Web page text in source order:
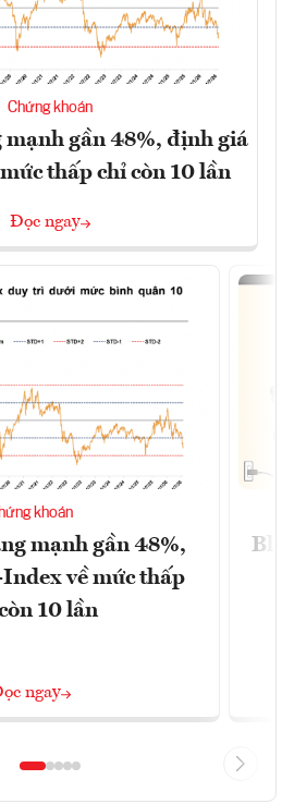
Chứng khoán
gần 48%, định giá
thấp chỉ còn 10 lần
Đọc ngay
khoán
mạnh gần 48%,
về mức thấp
10 lần
ngay